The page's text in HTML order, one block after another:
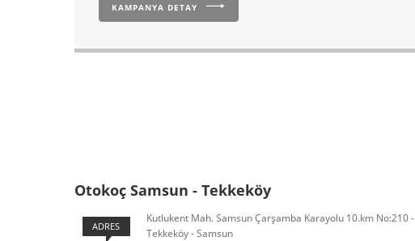
KAMPANYA DETAY
Otokoç Samsun - Tekkeköy
ADRES
Kutlukent Mah. Samsun Çarşamba Karayolu 10.km No:210 -
Tekkeköy - Samsun